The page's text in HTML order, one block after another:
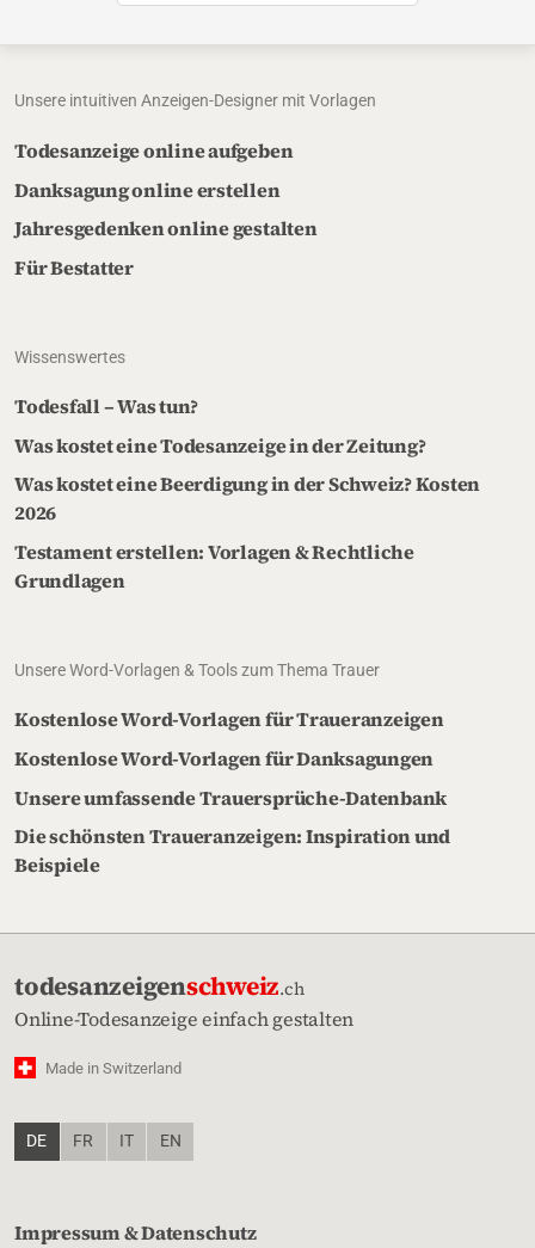
Unsere intuitiven Anzeigen-Designer mit Vorlagen
Todesanzeige online aufgeben
Danksagung online erstellen
Jahresgedenken online gestalten
Für Bestatter
Wissenswertes
Todesfall – Was tun?
Was kostet eine Todesanzeige in der Zeitung?
Was kostet eine Beerdigung in der Schweiz? Kosten
2026
Testament erstellen: Vorlagen & Rechtliche
Grundlagen
Unsere Word-Vorlagen & Tools zum Thema Trauer
Kostenlose Word-Vorlagen für Traueranzeigen
Kostenlose Word-Vorlagen für Danksagungen
Unsere umfassende Trauersprüche-Datenbank
Die schönsten Traueranzeigen: Inspiration und
Beispiele
todesanzeigenschweiz.ch
Online-Todesanzeige einfach gestalten
Made in Switzerland
DE FR IT EN
Impressum & Datenschutz